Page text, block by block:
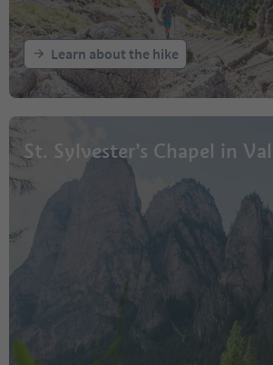
Learn about the hike
St. Sylvester’s Chapel in